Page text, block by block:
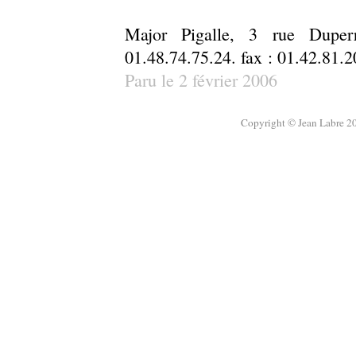
Major Pigalle, 3 rue
01.48.74.75.24. fax :
Paru le 2 février 2006
Copyright © Jean Labre